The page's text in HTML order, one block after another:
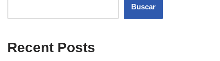
Buscar
Recent Posts